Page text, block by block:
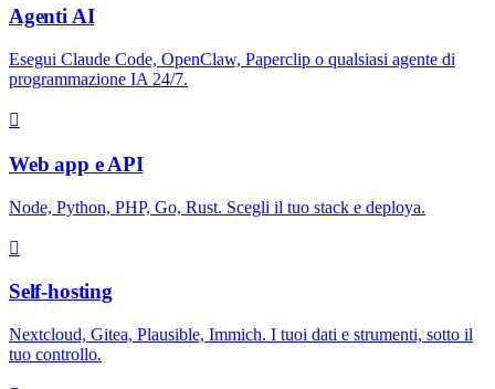
Agenti AI
Esegui Claude Code, OpenClaw, Paperclip o qualsiasi agente di
programmazione IA 24/7.
Web app e API
Node, Python, PHP, Go, Rust. Scegli il tuo stack e deploya.
Self-hosting
Nextcloud, Gitea, Plausible, Immich. I tuoi dati e strumenti, sotto il
tuo controllo.